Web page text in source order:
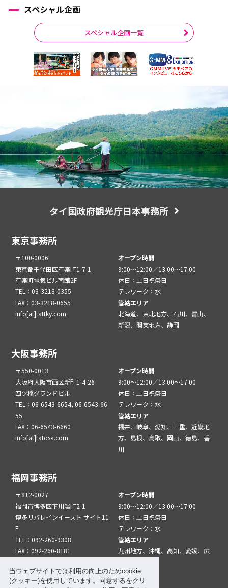
当ウェブサイトでは利用の向上のためcookie
(クッキー)を使用しています。同意するをクリ
スペシャル企画
スペシャル企画一覧
タイ国政府観光庁日本事務所
東京事務所
〒100-0006
東京都千代田区有楽町1-7-1
有楽町電気ビル南館2F
TEL：03-3218-0355
FAX：03-3218-0655
info[at]tattky.com
オープン時間
9:00～12:00／13:00～17:00
休日：土日祝祭日
テレワーク：水
管轄エリア
北海道、東北地方、石川、富山、
新潟、関東地方、静岡
大阪事務所
〒550-0013
大阪府大阪市西区新町1-4-26
四ツ橋グランドビル
TEL：06-6543-6654, 06-6543-66
55
FAX：06-6543-6660
info[at]tatosa.com
オープン時間
9:00～12:00／13:00～17:00
休日：土日祝祭日
テレワーク：水
管轄エリア
福井、岐阜、愛知、三重、近畿地
方、島根、鳥取、岡山、徳島、香
川
福岡事務所
〒812-0027
福岡市博多区下川端町2-1
博多リバレインイースト サイト11
F
TEL：092-260-9308
FAX：092-260-8181
オープン時間
9:00～12:00／13:00～17:00
休日：土日祝祭日
テレワーク：水
管轄エリア
九州地方、沖縄、高知、愛媛、広